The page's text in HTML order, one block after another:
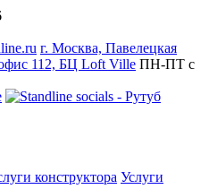
г. Москва, Павелецкая
112, БЦ Loft Ville ПН-ПТ с
конструктора Услуги